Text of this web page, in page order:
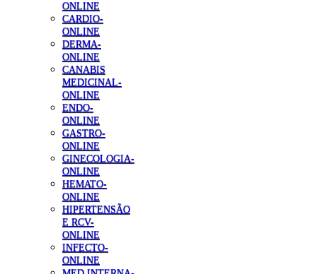
ONLINE
CARDIO-
ONLINE
DERMA-
ONLINE
CANABIS
MEDICINAL-
ONLINE
ENDO-
ONLINE
GASTRO-
ONLINE
GINECOLOGIA-
ONLINE
HEMATO-
ONLINE
HIPERTENSÃO
E RCV-
ONLINE
INFECTO-
ONLINE